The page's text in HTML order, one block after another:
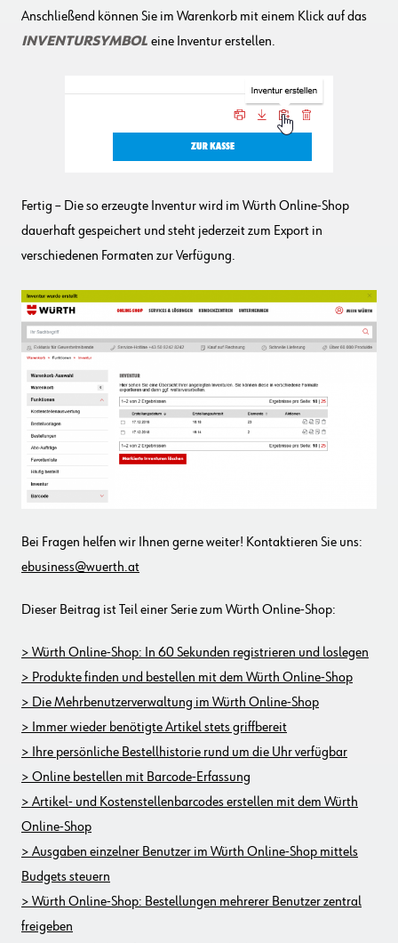
Anschließend können Sie im Warenkorb mit einem Klick auf das
INVENTURSYMBOL eine Inventur erstellen.
Fertig – Die so erzeugte Inventur wird im Würth Online-Shop
dauerhaft gespeichert und steht jederzeit zum Export in
verschiedenen Formaten zur Verfügung.
Bei Fragen helfen wir Ihnen gerne weiter! Kontaktieren Sie uns:
ebusiness@wuerth.at
Dieser Beitrag ist Teil einer Serie zum Würth Online-Shop:
> Würth Online-Shop: In 60 Sekunden registrieren und loslegen
> Produkte finden und bestellen mit dem Würth Online-Shop
> Die Mehrbenutzerverwaltung im Würth Online-Shop
> Immer wieder benötigte Artikel stets griffbereit
> Ihre persönliche Bestellhistorie rund um die Uhr verfügbar
> Online bestellen mit Barcode-Erfassung
> Artikel- und Kostenstellenbarcodes erstellen mit dem Würth
Online-Shop
> Ausgaben einzelner Benutzer im Würth Online-Shop mittels
Budgets steuern
> Würth Online-Shop: Bestellungen mehrerer Benutzer zentral
freigeben